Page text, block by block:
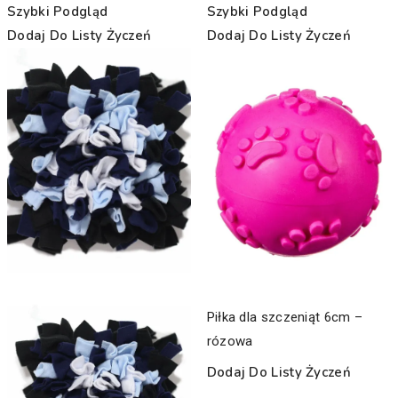
Szybki Podgląd
Dodaj Do Listy Życzeń
Szybki Podgląd
Dodaj Do Listy Życzeń
Piłka dla szczeniąt 6cm –
rózowa
Dodaj Do Listy Życzeń